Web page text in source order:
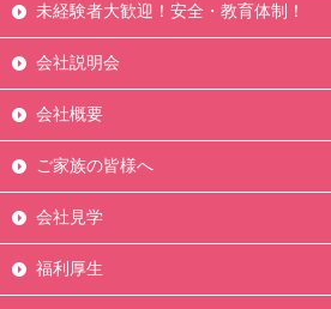
未経験者大歓迎！安全・教育体制！
会社説明会
会社概要
ご家族の皆様へ
会社見学
福利厚生